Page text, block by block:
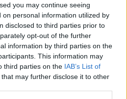
you may continue seeing
on personal information utilized by
disclosed to third parties prior to
opt-out of the further
information by third parties on the
This information may
third parties on the IAB’s List of
that may further disclose it to other
kezelni. A menta illata
egyes kártevők számára, de
vagy tartós megoldást.
élelmiszermaradványok és
legalább olyan fontos,